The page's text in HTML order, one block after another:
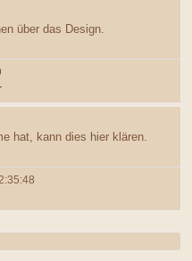
über das Design.
hat, kann dies hier klären.